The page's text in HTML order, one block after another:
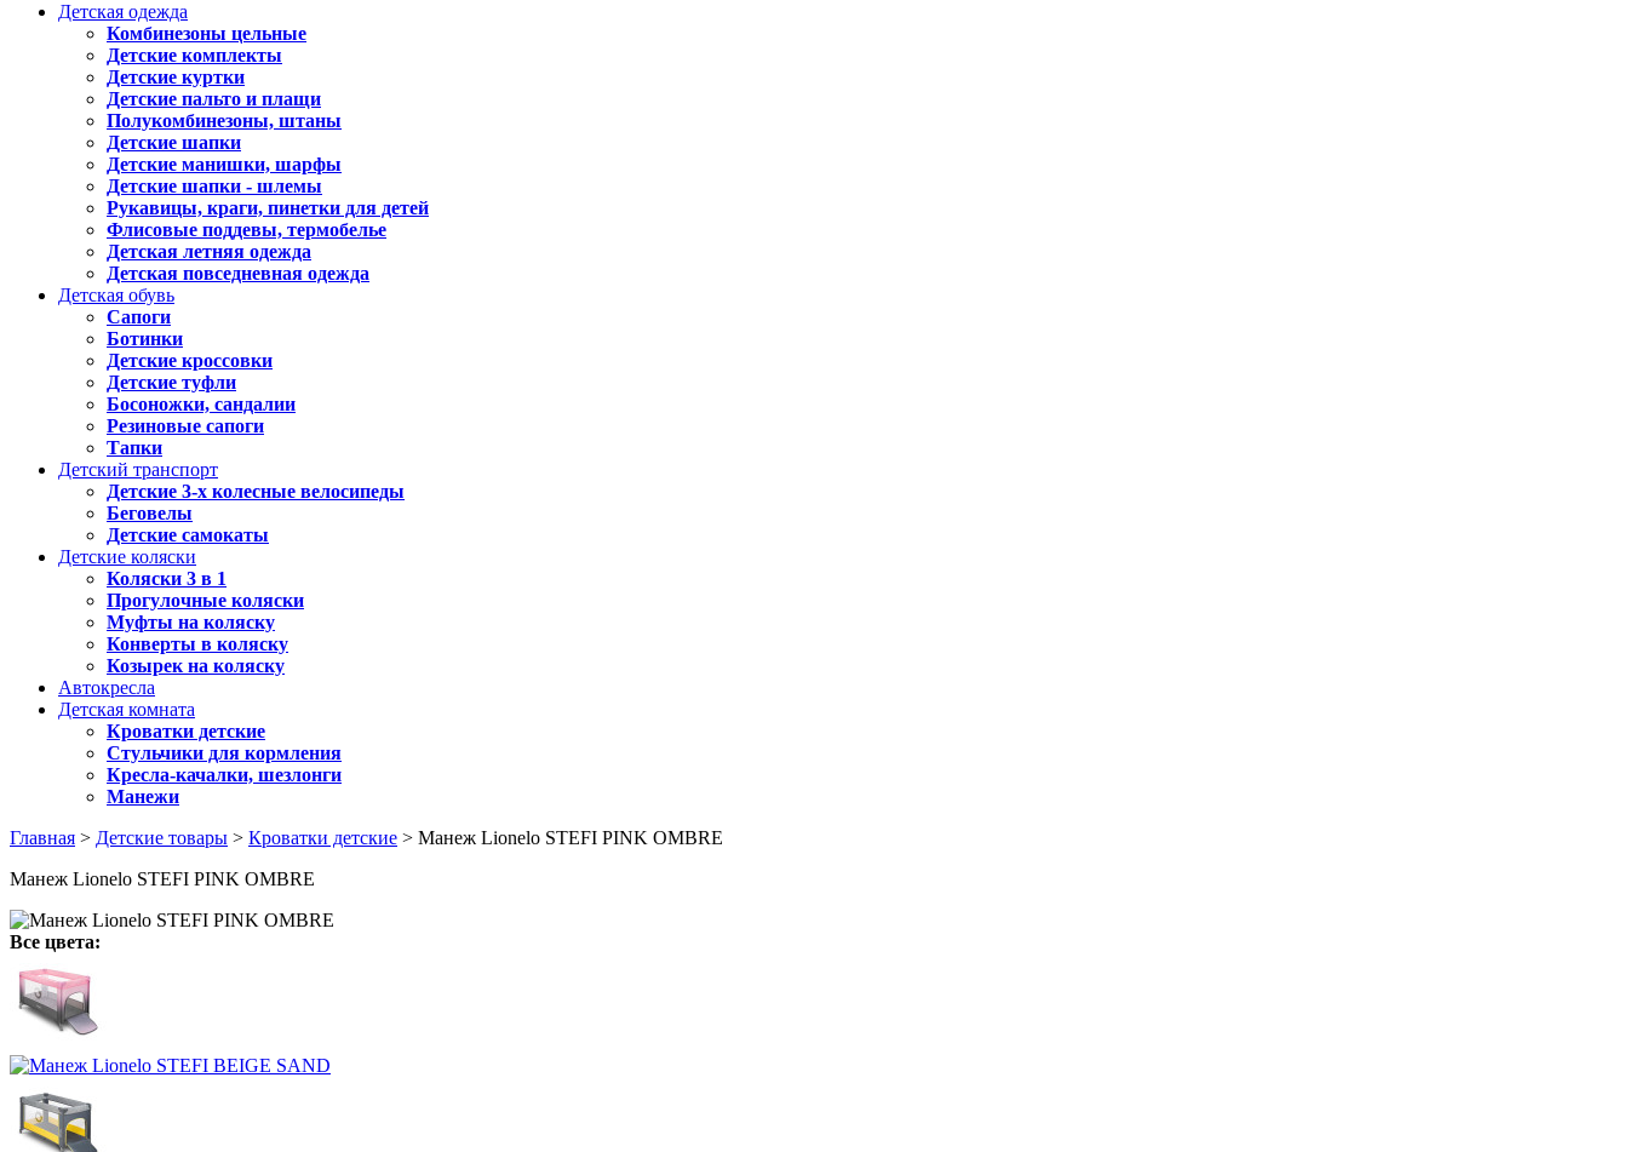
Детская одежда
Комбинезоны цельные
Детские комплекты
Детские куртки
Детские пальто и плащи
Полукомбинезоны, штаны
Детские шапки
Детские манишки, шарфы
Детские шапки - шлемы
Рукавицы, краги, пинетки для детей
Флисовые поддевы, термобелье
Детская летняя одежда
Детская повседневная одежда
Детская обувь
Сапоги
Ботинки
Детские кроссовки
Детские туфли
Босоножки, сандалии
Резиновые сапоги
Тапки
Детский транспорт
Детские 3-х колесные велосипеды
Беговелы
Детские самокаты
Детские коляски
Коляски 3 в 1
Прогулочные коляски
Муфты на коляску
Конверты в коляску
Козырек на коляску
Автокресла
Детская комната
Кроватки детские
Стульчики для кормления
Кресла-качалки, шезлонги
Манежи
Главная > Детские товары > Кроватки детские > Манеж Lionelo STEFI PINK OMBRE
Манеж Lionelo STEFI PINK OMBRE
Все цвета: